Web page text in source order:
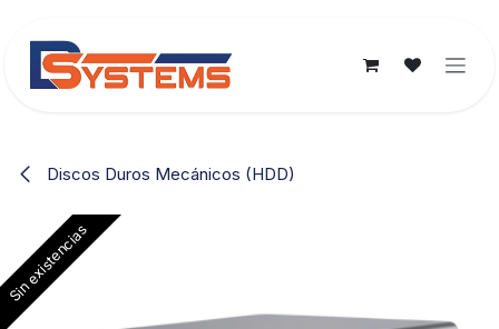
Discos Duros Mecánicos (HDD)
Sin existencias